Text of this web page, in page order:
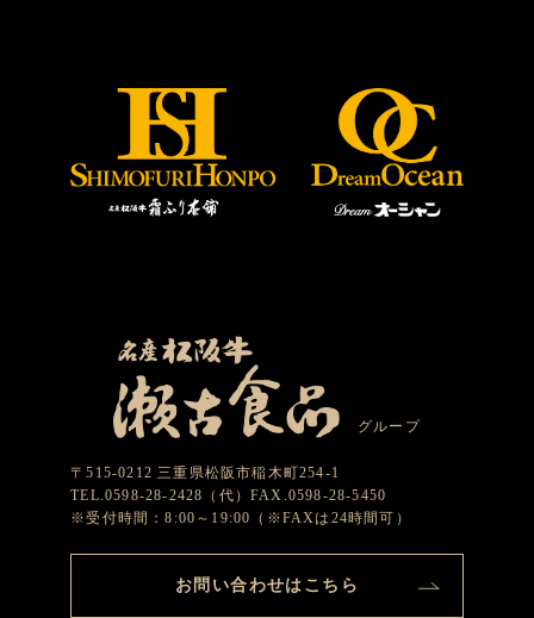
グループ
〒515-0212 三重県松阪市稲木町254-1
TEL.0598-28-2428（代）FAX.0598-28-5450
※受付時間：8:00～19:00（※FAXは24時間可）
お問い合わせはこちら